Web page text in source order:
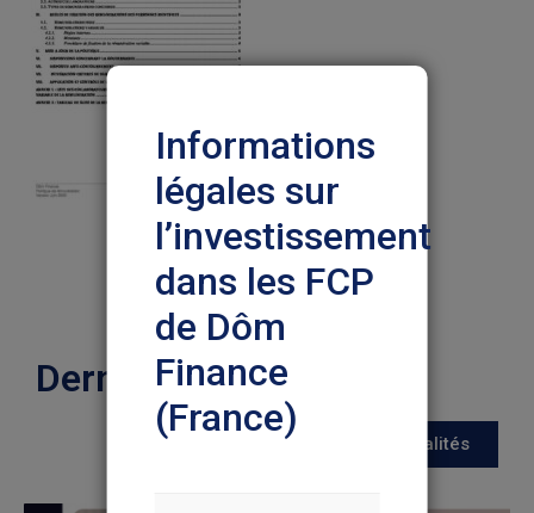
Dernières actualités
Toutes les actualités
Informations
légales sur
l’investissement
dans les FCP
de Dôm
Finance
(France)